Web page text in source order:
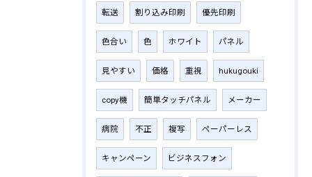
転送 割り込み印刷 優先印刷
色合い 色 ホワイト パネル
見やすい 価格 重視 hukugouki
copy機 簡単タッチパネル メーカー
病院 不正 複写 ペーパーレス
キャンペーン ビジネスフォン